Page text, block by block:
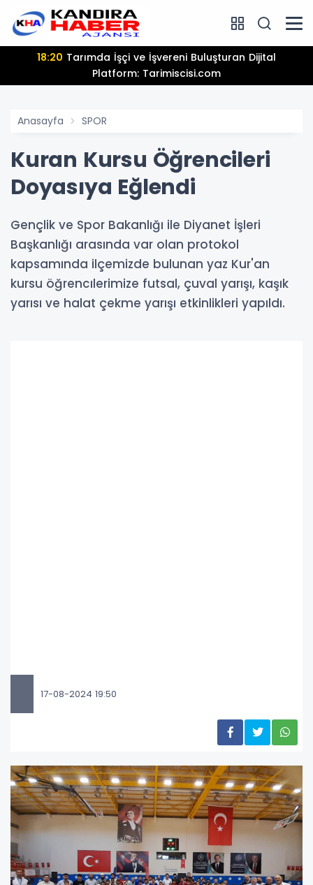
18:20
Platform: Tarimiscisi.com
Anasayfa SPOR
Kuran Kursu Öğrencileri
Doyasıya Eğlendi
Gençlik ve Spor Bakanlığı ile Diyanet İşleri
Başkanlığı arasında var olan protokol
kapsamında ilçemizde bulunan yaz Kur'an
kursu öğrencılerimize futsal, çuval yarışı, kaşık
yarısı ve halat çekme yarışı etkinlikleri yapıldı.
17-08-2024 19:50